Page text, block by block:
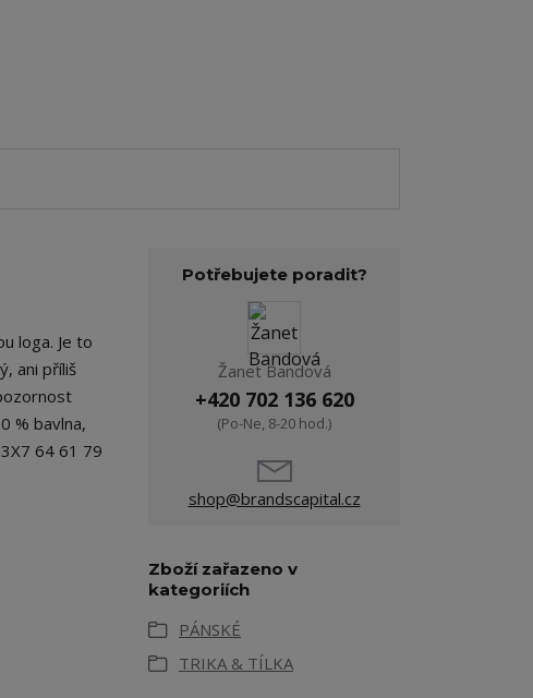
loga. Je to
ani příliš
% bavlna,
64 61 79
Potřebujete poradit?
Žanet Bandová
+420 702 136 620
(Po-Ne, 8-20 hod.)
shop@brandscapital.cz
Zboží zařazeno v
kategoriích
PÁNSKÉ
TRIKA & TÍLKA